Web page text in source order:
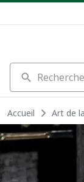
Rechercher
Accueil Art de